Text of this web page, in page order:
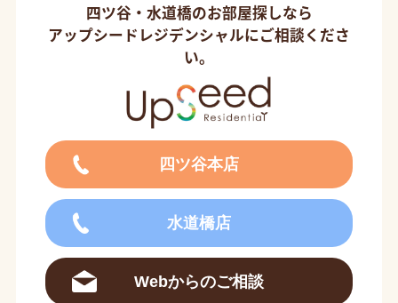
四ツ谷・水道橋のお部屋探しなら
アップシードレジデンシャルにご相談くださ
い。
四ツ谷本店
水道橋店
Webからのご相談